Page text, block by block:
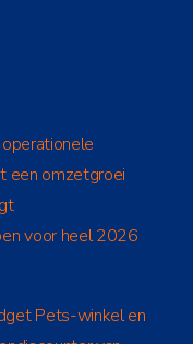
een omzetgroei
voor heel 2026
Pets-winkel en